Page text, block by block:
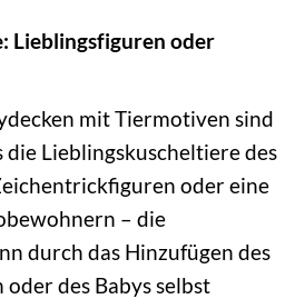
Lieblingsfiguren oder
mit Tiermotiven sind
die Lieblingskuscheltiere des
oder eine
– die
durch das Hinzufügen des
des Babys selbst